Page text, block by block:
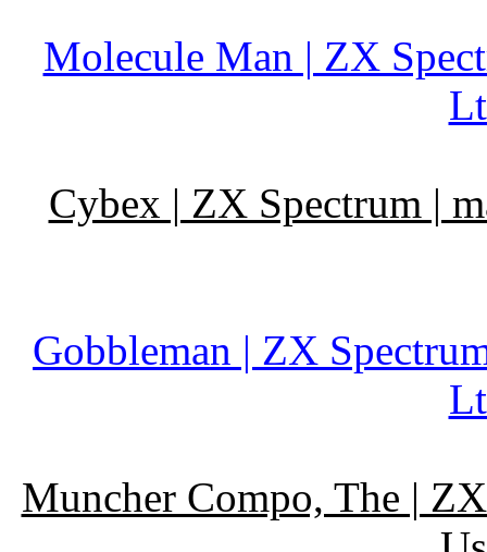
Molecule Man | ZX
Cybex | ZX Spectrum |
Gobbleman | ZX
Muncher Compo, The |